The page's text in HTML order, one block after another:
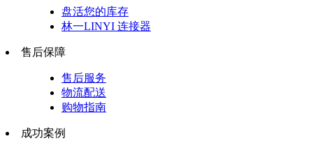
盘活您的库存
林一LINYI 连接器
售后保障
售后服务
物流配送
购物指南
成功案例